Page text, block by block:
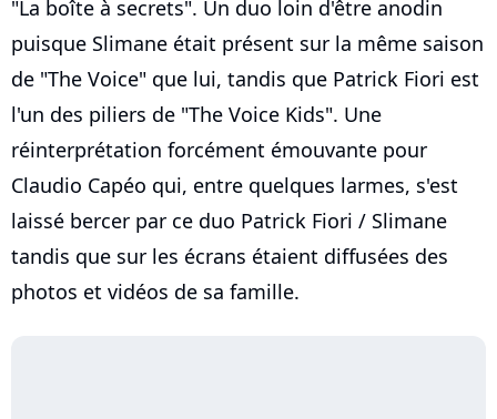
"La boîte à secrets". Un duo loin d'être anodin
puisque Slimane était présent sur la même saison
de "The Voice" que lui, tandis que Patrick Fiori est
l'un des piliers de "The Voice Kids". Une
réinterprétation forcément émouvante pour
Claudio Capéo qui, entre quelques larmes, s'est
laissé bercer par ce duo Patrick Fiori / Slimane
tandis que sur les écrans étaient diffusées des
photos et vidéos de sa famille.